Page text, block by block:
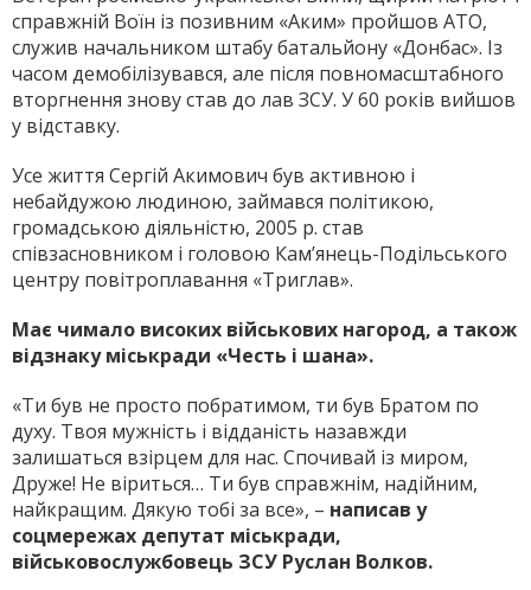
справжній Воїн із позивним «Аким» пройшов АТО,
служив начальником штабу батальйону «Донбас». Із
часом демобілізувався, але після повномасштабного
вторгнення знову став до лав ЗСУ. У 60 років вийшов
у відставку.
Усе життя Сергій Акимович був активною і
небайдужою людиною, займався політикою,
громадською діяльністю, 2005 р. став
співзасновником і головою Кам’янець-Подільського
центру повітроплавання «Триглав».
Має чимало високих військових нагород, а також
відзнаку міськради «Честь і шана».
«Ти був не просто побратимом, ти був Братом по
духу. Твоя мужність і відданість назавжди
залишаться взірцем для нас. Спочивай із миром,
Друже! Не віриться… Ти був справжнім, надійним,
найкращим. Дякую тобі за все», – написав у
соцмережах депутат міськради,
військовослужбовець ЗСУ Руслан Волков.